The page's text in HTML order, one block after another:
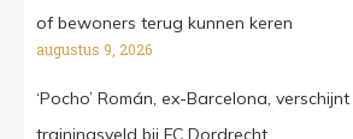
of bewoners terug kunnen keren
augustus 9, 2026
‘Pocho’ Román, ex-Barcelona,
trainingsveld bij FC Dordrecht